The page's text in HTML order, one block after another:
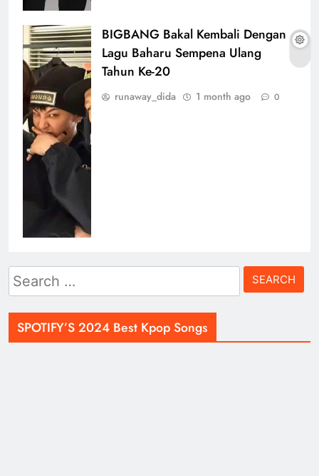
BIGBANG Bakal Kembali Dengan
Lagu Baharu Sempena Ulang
Tahun Ke-20
runaway_dida 1 month ago 0
Search
for:
SPOTIFY’S 2024 Best Kpop Songs